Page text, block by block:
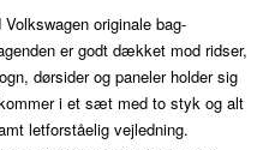
originale bag-
er godt dækket mod ridser,
dørsider og paneler holder sig
i et sæt med to styk og alt
letforståelig vejledning.